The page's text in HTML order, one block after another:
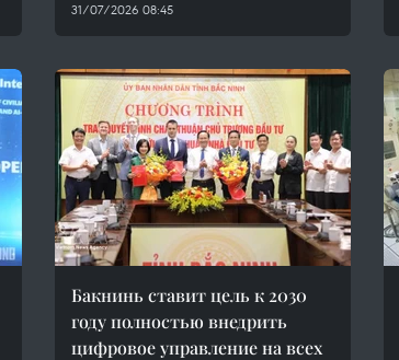
31/07/2026 08:45
Бакнинь ставит цель к 2030
году полностью внедрить
цифровое управление на всех